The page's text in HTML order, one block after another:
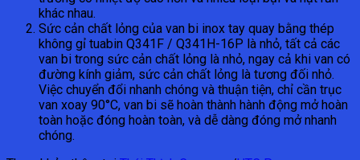
khác nhau.
Sức cản chất lỏng của van bi inox tay quay bằng thép
không gỉ tuabin Q341F / Q341H-16P là nhỏ, tất cả các
van bi trong sức cản chất lỏng là nhỏ, ngay cả khi van có
đường kính giảm, sức cản chất lỏng là tương đối nhỏ.
Việc chuyển đổi nhanh chóng và thuận tiện, chỉ cần trục
van xoay 90°C, van bi sẽ hoàn thành hành động mở hoàn
toàn hoặc đóng hoàn toàn, và dễ dàng đóng mở nhanh
chóng.